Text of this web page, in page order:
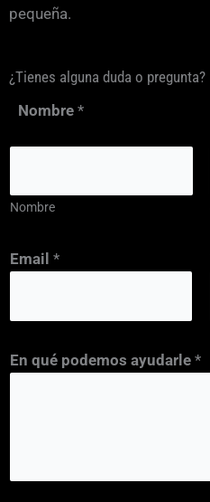
pequeña.
¿Tienes alguna duda o pregunta?
Nombre *
Nombre
C
s
l
Email *
En qué podemos ayudarle *